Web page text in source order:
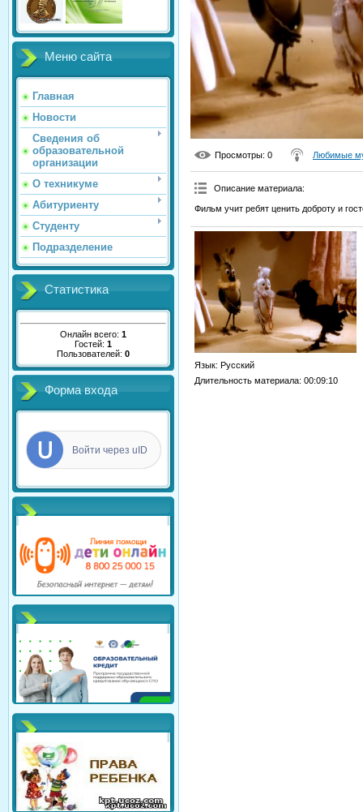
Меню сайта
Главная
Новости
Сведения об
образовательной
организации
О техникуме
Абитуриенту
Студенту
Подразделение
Статистика
Онлайн всего: 1
Гостей: 1
Пользователей: 0
Форма входа
Войти через uID
Просмотры: 0 Любимые
Описание материала:
Фильм учит ребят ценить доброту и
Язык: Русский
Длительность материала: 00:09:10